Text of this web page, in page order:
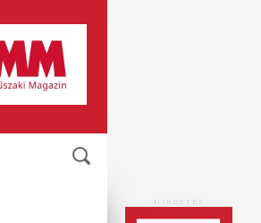
HIRDETÉS